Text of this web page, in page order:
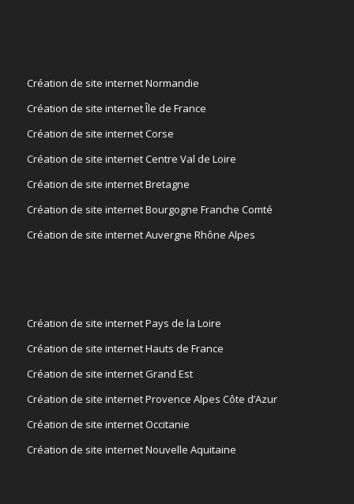
Création de site internet Normandie
Création de site internet Île de France
Création de site internet Corse
Création de site internet Centre Val de Loire
Création de site internet Bretagne
Création de site internet Bourgogne Franche Comté
Création de site internet Auvergne Rhône Alpes
Création de site internet Pays de la Loire
Création de site internet Hauts de France
Création de site internet Grand Est
Création de site internet Provence Alpes Côte d’Azur
Création de site internet Occitanie
Création de site internet Nouvelle Aquitaine